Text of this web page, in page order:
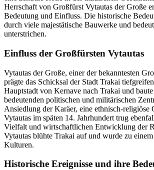
Herrschaft von Großfürst Vytautas der Große
Bedeutung und Einfluss. Die historische
durch viele majestätische Bauwerke und
unterstrichen.
Einfluss der Großfürsten Vytautas
Vytautas der Große, einer der bekanntesten
prägte das Schicksal der Stadt Trakai
Hauptstadt von Kernave nach Trakai und
bedeutenden politischen und militärischen
Ansiedlung der Karäer, eine ethnisch-religiöse
Vytautas im späten 14. Jahrhundert trug
Vielfalt und wirtschaftlichen Entwicklung der
Vytautas blühte Trakai auf und wurde zu
Kulturen.
Historische Ereignisse und ihre